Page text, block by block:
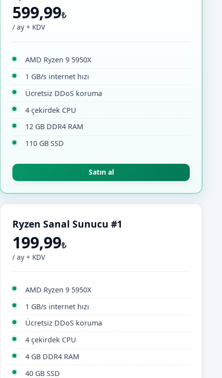
Ryzen Sanal Sunucu #1
199,99₺
/ ay + KDV
AMD Ryzen 9 5950X
1 GB/s internet hızı
Ücretsiz DDoS koruma
4 çekirdek CPU
4 GB DDR4 RAM
40 GB SSD
599,99₺
/ ay + KDV
AMD Ryzen 9 5950X
1 GB/s internet hızı
Ücretsiz DDoS koruma
4 çekirdek CPU
12 GB DDR4 RAM
110 GB SSD
Satın al